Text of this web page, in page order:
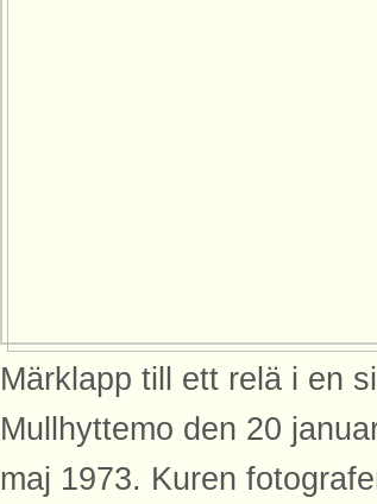
Märklapp till ett relä i en
Mullhyttemo den 20
maj 1973. Kuren